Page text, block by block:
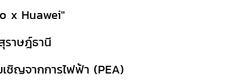
x Huawei"
ราษฎ์ธานี
ชิญจากการไฟฟ้า (PEA)